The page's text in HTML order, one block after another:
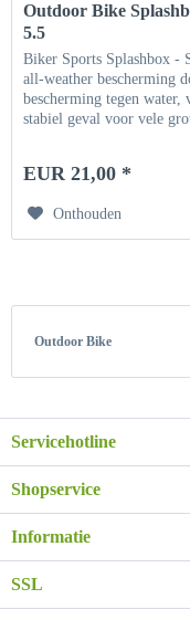
Outdoor Bike
5.5
Biker Sports Splashbox -
all-weather bescherming
bescherming tegen
stabiel geval voor vele
EUR 21,00 *
Onthouden
Outdoor Bike
Servicehotline
Shopservice
Informatie
SSL